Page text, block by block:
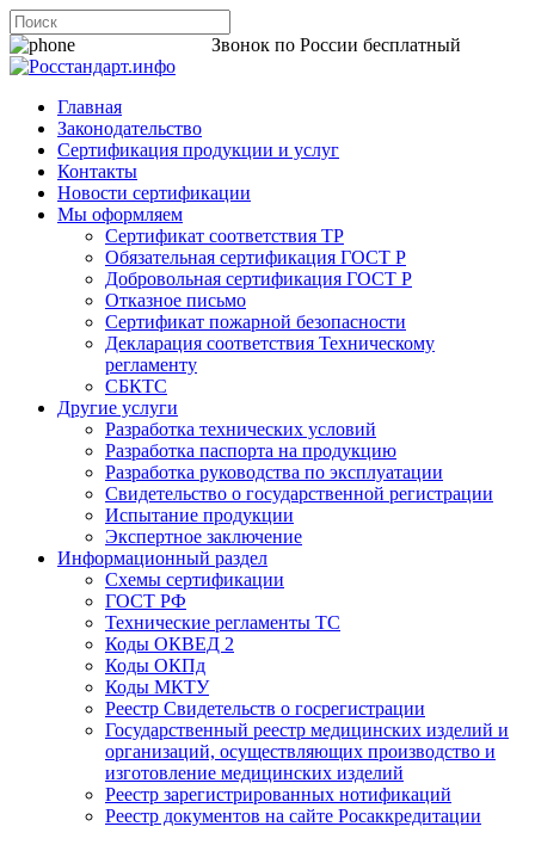
Звонок по России бесплатный
Главная
Законодательство
Сертификация продукции и услуг
Контакты
Новости сертификации
Мы оформляем
Сертификат соответствия ТР
Обязательная сертификация ГОСТ Р
Добровольная сертификация ГОСТ Р
Отказное письмо
Сертификат пожарной безопасности
Декларация соответствия Техническому
регламенту
СБКТС
Другие услуги
Разработка технических условий
Разработка паспорта на продукцию
Разработка руководства по эксплуатации
Свидетельство о государственной регистрации
Испытание продукции
Экспертное заключение
Информационный раздел
Схемы сертификации
ГОСТ РФ
Технические регламенты ТС
Коды ОКВЕД 2
Коды ОКПд
Коды МКТУ
Реестр Свидетельств о госрегистрации
Государственный реестр медицинских изделий и
организаций, осуществляющих производство и
изготовление медицинских изделий
Реестр зарегистрированных нотификаций
Реестр документов на сайте Росаккредитации